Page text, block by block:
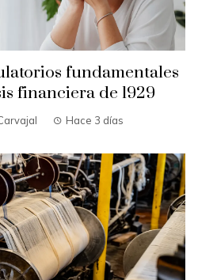
fundamentales
financiera de 1929
Hace 3 días